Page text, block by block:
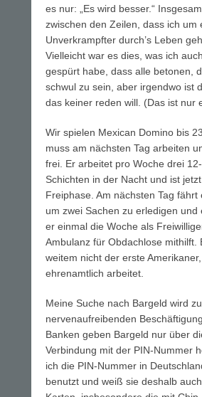
es nur: „Es wird besser.“
zwischen den Zeilen, dass ich um
Unverkrampfter durch’s Leben
Vielleicht war es dies, was ich
gespürt habe, dass alle betonen,
schwul zu sein, aber irgendwo ist
das keiner reden will. (Das ist nur
Wir spielen Mexican Domino bis
muss am nächsten Tag arbeiten
frei. Er arbeitet pro Woche drei
Schichten in der Nacht und ist
Freiphase. Am nächsten Tag fährt
um zwei Sachen zu erledigen und
er einmal die Woche als
Ambulanz für Obdachlose mithilft.
weitem nicht der erste
ehrenamtlich arbeitet.
Meine Suche nach Bargeld wird
nervenaufreibenden
Banken geben Bargeld nur über
Verbindung mit der PIN-Nummer
ich die PIN-Nummer in
benutzt und weiß sie deshalb